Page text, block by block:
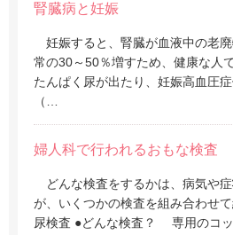
腎臓病と妊娠
妊娠すると、腎臓が血液中の老
常の30～50％増すため、健康な人
たんぱく尿が出たり、妊娠高血圧症
（…
婦人科で行われるおもな検査
どんな検査をするかは、病気や
が、いくつかの検査を組み合わせて
尿検査 ●どんな検査？ 専用のコ